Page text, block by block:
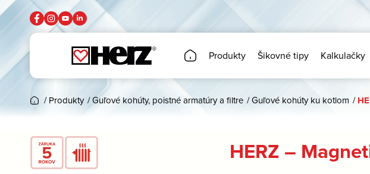
Produkty Šikovné tipy Kalkulačky
/ Produkty /Guľové kohúty, poistné armatúry a filtre /Guľové kohúty ku kotlom /
HERZ –